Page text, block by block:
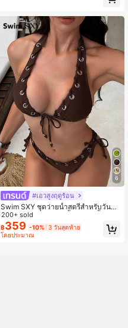
6
#เอวสูงฤดูร้อน
Swim SXY ชุดว่ายน้ำสตรีสำหรับวันหยุ
ดฤดูร้อนแบบลำลองสีน้ำตาล 2 ชิ้น บิกิ
นี่ผูกคอพร้อมห่วงตาไก่และผ้าเงา
200+ sold
฿359 -10% 3 วันสุดท้าย
โดยประมาณ